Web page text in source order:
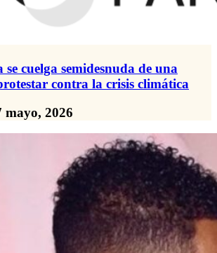
cuelga semidesnuda de una
contra la crisis climática
mayo, 2026